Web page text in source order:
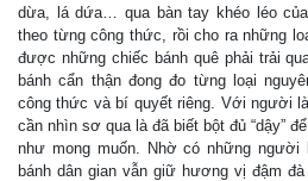
dừa, lá dứa… qua bàn tay khéo léo
theo từng công thức, rồi cho ra những
được những chiếc bánh quê phải trải
bánh cẩn thận đong đo từng loại
công thức và bí quyết riêng. Với người
cần nhìn sơ qua là đã biết bột đủ “dậy”
như mong muốn. Nhờ có những người
bánh dân gian vẫn giữ hương vị đậm